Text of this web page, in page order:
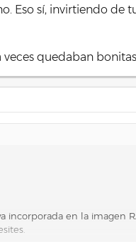
Eso sí, invirtiendo de
quedaban
incorporada en la imagen